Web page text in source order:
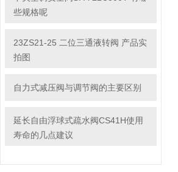
些规格呢
23ZS21-25 二位三通液转阀 产品实
拍图
自力式减压阀与调节阀的主要区别
延长自由浮球式疏水阀CS41H使用
寿命的几点建议